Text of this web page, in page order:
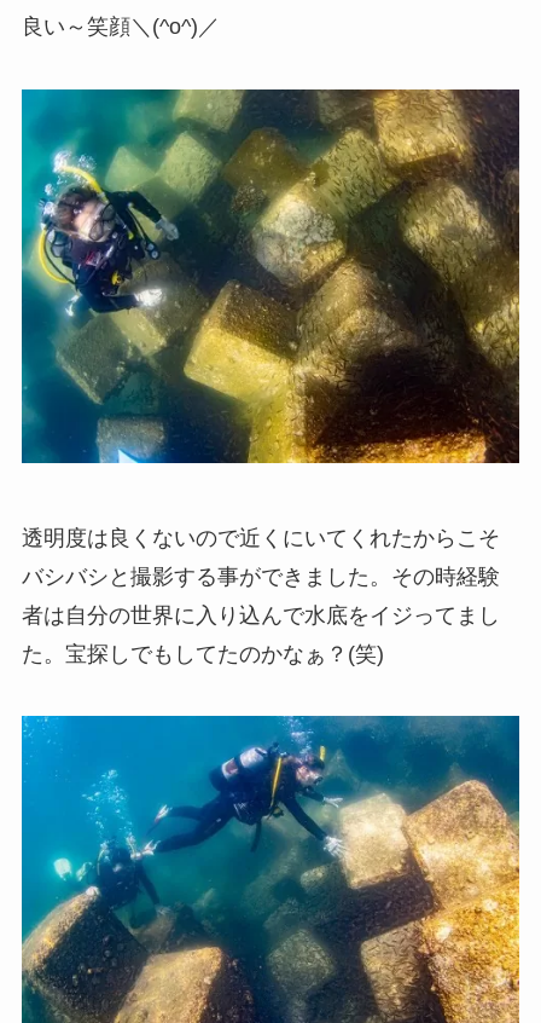
良い～笑顔＼(^o^)／
透明度は良くないので近くにいてくれたからこそ
バシバシと撮影する事ができました。その時経験
者は自分の世界に入り込んで水底をイジってまし
た。宝探しでもしてたのかなぁ？(笑)